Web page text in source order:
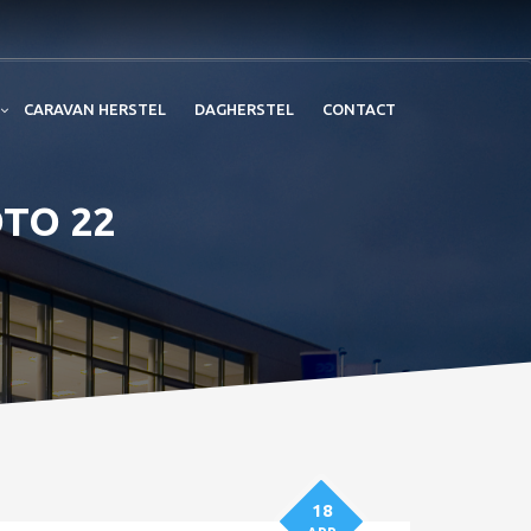
CARAVAN HERSTEL DAGHERSTEL CONTACT
22
18